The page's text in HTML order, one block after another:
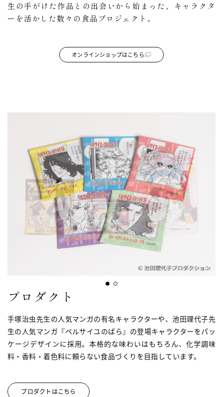
生の手がけた作品との出会いから始まった、
キャラクタ
ーを活かした数々の食品プロジェクト。
オンラインショップはこちら
プロダクト
手塚治虫先生の人気マンガの有名キャラクターや、池田理代子先
生の人気マンガ『ベルサイユのばら』の登場キャラクターをパッ
ケージデザインに採用。本格的な味わいはもちろん、化学調味
料・香料・着色料に頼らない食品づくりを目指しています。
プロダクトはこちら